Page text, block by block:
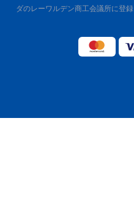
ダのレーワルデン商工会議所に登